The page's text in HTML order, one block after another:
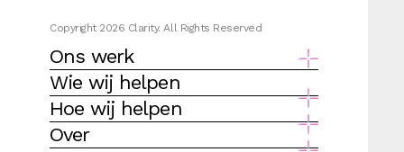
Copyright 2026 Clarity. All Rights Reserved
Ons werk
Wie wij helpen
Hoe wij helpen
Over